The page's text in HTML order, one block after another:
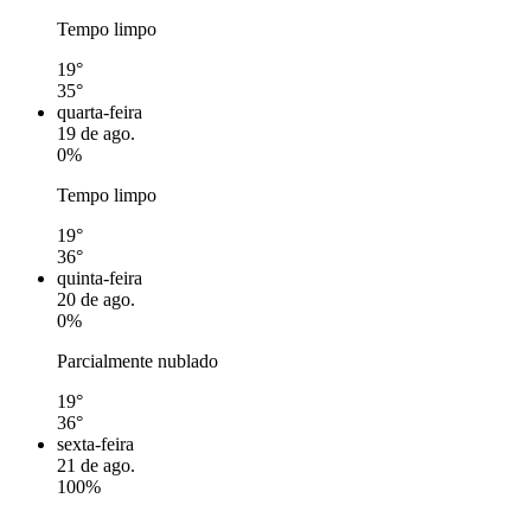
Tempo limpo
19°
35°
quarta-feira
19 de ago.
0%
Tempo limpo
19°
36°
quinta-feira
20 de ago.
0%
Parcialmente nublado
19°
36°
sexta-feira
21 de ago.
100%